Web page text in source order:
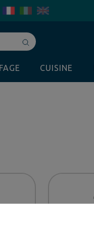
Avvia
ricerca
CUISINE